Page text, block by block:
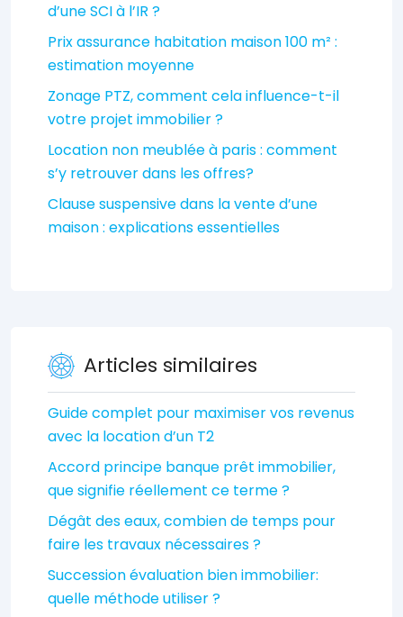
d’une SCI à l’IR ?
Prix assurance habitation maison 100 m² :
estimation moyenne
Zonage PTZ, comment cela influence-t-il
votre projet immobilier ?
Location non meublée à paris : comment
s’y retrouver dans les offres?
Clause suspensive dans la vente d’une
maison : explications essentielles
Articles similaires
Guide complet pour maximiser vos revenus
avec la location d’un T2
Accord principe banque prêt immobilier,
que signifie réellement ce terme ?
Dégât des eaux, combien de temps pour
faire les travaux nécessaires ?
Succession évaluation bien immobilier:
quelle méthode utiliser ?